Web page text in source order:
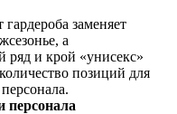
заменяет
а
и крой «унисекс»
позиций для
персонала